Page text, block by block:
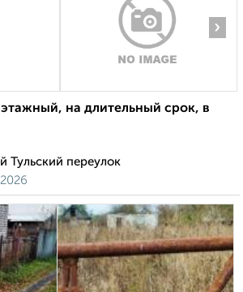
›
на длительный срок, в
Тульский переулок